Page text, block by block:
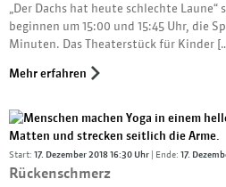
„Der Dachs hat heute schlechte
beginnen um 15:00 und 15:45 Uhr, die
Minuten. Das Theaterstück für Kinder
Mehr erfahren
Start: 17. Dezember 2018 16:30 Uhr | Ende: 17.
Rückenschmerz